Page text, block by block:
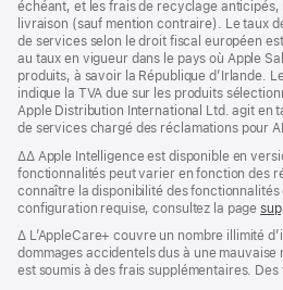
page
bas
de
page
échéant, et les frais de recyclage anticipés,
livraison (sauf mention contraire). Le taux
de services selon le droit fiscal européen
au taux en vigueur dans le pays où Apple
produits, à savoir la République d’Irlande.
indique la TVA due sur les produits
Apple Distribution International Ltd. agit en
de services chargé des réclamations pour
Note
de
bas
de
page
∆∆ Apple Intelligence est disponible en
fonctionnalités peut varier en fonction des
connaître la disponibilité des fonctionnalités
configuration requise, consultez la page
Note
de
bas
∆ L’AppleCare+ couvre un nombre illimité
dommages accidentels dus à une
est soumis à des frais supplémentaires. Des